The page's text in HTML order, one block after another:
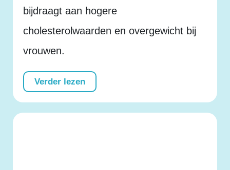
bijdraagt aan hogere
cholesterolwaarden en overgewicht bij
vrouwen.
Verder lezen